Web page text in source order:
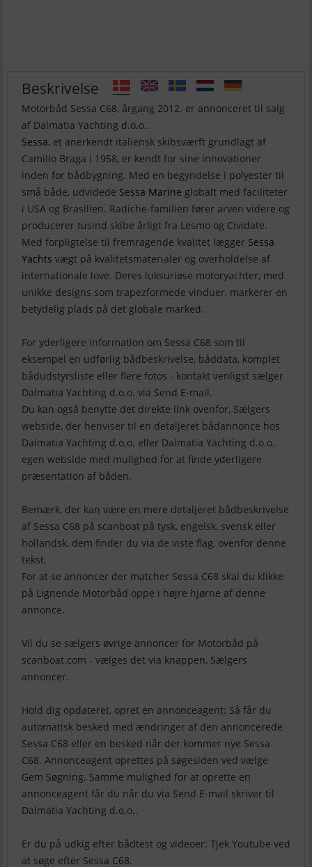
Beskrivelse
Motorbåd Sessa C68, årgang 2012. er annonceret til salg
Sessa, et anerkendt italiensk skibsværft grundlagt af
Camillo Braga i 1958, er kendt for sine innovationer
inden for bådbygning. Med en begyndelse i polyester til
små både, udvidede Sessa Marine globalt med faciliteter
i USA og Brasilien. Radiche-familien fører arven videre og
producerer tusind skibe årligt fra Lesmo og Cividate.
Med forpligtelse til fremragende kvalitet lægger Sessa
Yachts vægt på kvalitetsmaterialer og overholdelse af
internationale love. Deres luksuriøse motoryachter, med
unikke designs som trapezformede vinduer, markerer en
betydelig plads på det globale marked.
For yderligere information om Sessa C68 som til
eksempel en udførlig bådbeskrivelse, båddata, komplet
bådudstyrsliste eller flere fotos - kontakt venligst sælger
Dalmatia Yachting d.o.o. via Send E-mail.
Du kan også benytte det direkte link ovenfor, Sælgers
webside, der henviser til en detaljeret bådannonce hos
Dalmatia Yachting d.o.o. eller Dalmatia Yachting d.o.o.
egen webside med mulighed for at finde yderligere
præsentation af båden.
Bemærk, der kan være en mere detaljeret bådbeskrivelse
af Sessa C68 på scanboat på tysk, engelsk, svensk eller
hollandsk, dem finder du via de viste flag, ovenfor denne
tekst.
For at se annoncer der matcher Sessa C68 skal du klikke
på Lignende Motorbåd oppe i højre hjørne af denne
annonce.
Vil du se sælgers øvrige annoncer for Motorbåd på
scanboat.com - vælges det via knappen, Sælgers
annoncer.
Hold dig opdateret, opret en annonceagent: Så får du
automatisk besked med ændringer af den annoncerede
Sessa C68 eller en besked når der kommer nye Sessa
C68. Annonceagent oprettes på søgesiden ved vælge
Gem Søgning. Samme mulighed for at oprette en
annonceagent får du når du via Send E-mail skriver til
Dalmatia Yachting d.o.o..
Er du på udkig efter bådtest og videoer: Tjek Youtube ved